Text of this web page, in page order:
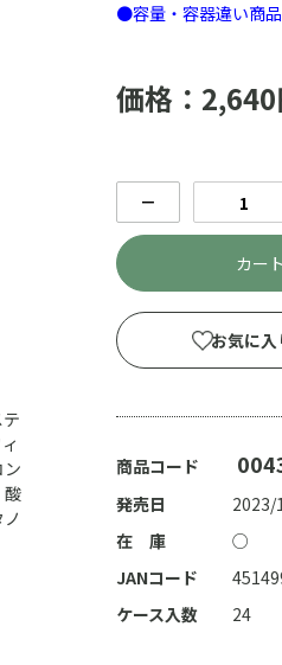
酸
●容量・容器違い商
価格：
商品コード
発売日
2023/
在 庫
○
－
カー
お気に入
JANコード
ケース入数
24